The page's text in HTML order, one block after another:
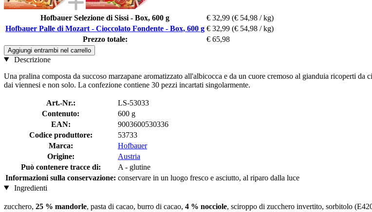
Hofbauer Selezione di Sissi - Box, 600 g € 32,99 (€ 54,98 / kg)
Hofbauer Palle di Mozart - Cioccolato Fondente - Box, 600 g € 32,99 (€ 54,98 / kg)
Prezzo totale:
€ 65,98
Aggiungi entrambi nel carrello
Descrizione
Una pralina composta da succoso marzapane aromatizzato all'albicocca e da un cuore cremoso al gianduia ricoperti
dai viennesi e non solo. La confezione contiene 30 pezzi incartati singolarmente.
Art.-Nr.:
LS-53033
Contenuto:
600 g
EAN:
9003600530336
Codice produttore:
53733
Marca:
Hofbauer
Origine:
Austria
Può contenere tracce di:
A - glutine
Informazioni sulla conservazione: conservare in un luogo fresco e asciutto, al riparo dalla luce
Ingredienti
zucchero, 25 % mandorle, pasta di cacao, burro di cacao, 4 % nocciole, sciroppo di zucchero invertito, sorbitolo